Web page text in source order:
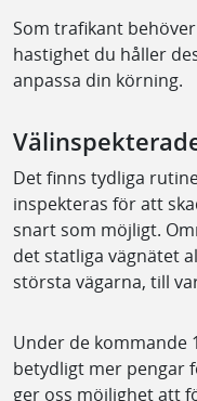
Som trafikant
hastighet du håller
anpassa din körning.
Det finns tydliga
inspekteras för att
snart som möjligt.
det statliga vägnätet
största vägarna, till
Under de kommande
betydligt mer pengar
ger oss möjlighet att